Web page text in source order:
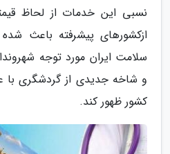
نسبی این خدمات از لحاظ
ازکشورهای پیشرفته باعث
سلامت ایران مورد توجه
و شاخه جدیدی از گردشگری با
کشور ظهور کند.